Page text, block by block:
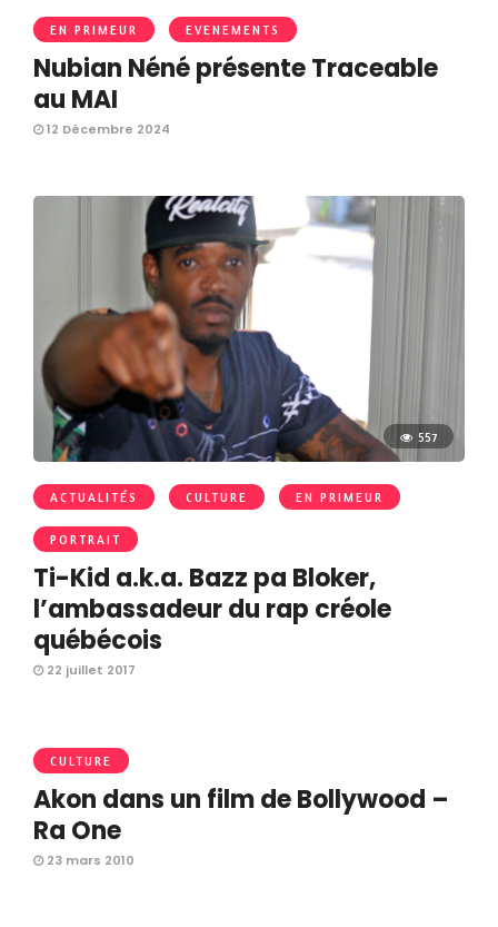
EN PRIMEUR EVENEMENTS
Nubian Néné présente Traceable
au MAI
12 Décembre 2024
557
ACTUALITÉS CULTURE EN PRIMEUR
PORTRAIT
Ti-Kid a.k.a. Bazz pa Bloker,
l’ambassadeur du rap créole
québécois
22 juillet 2017
CULTURE
Akon dans un film de Bollywood –
Ra One
23 mars 2010